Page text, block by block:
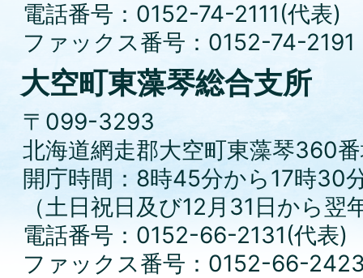
電話番号：0152-74-2111(代表)
ファックス番号：0152-74-2191
大空町東藻琴総合支所
〒099-3293
北海道網走郡大空町東藻琴360
開庁時間：8時45分から17時30
（土日祝日及び12月31日から
電話番号：0152-66-2131(代表)
ファックス番号：0152-66-